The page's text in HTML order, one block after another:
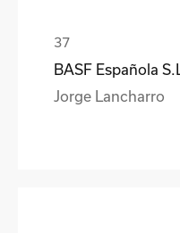
BASF Española S.L.
Jorge Lancharro